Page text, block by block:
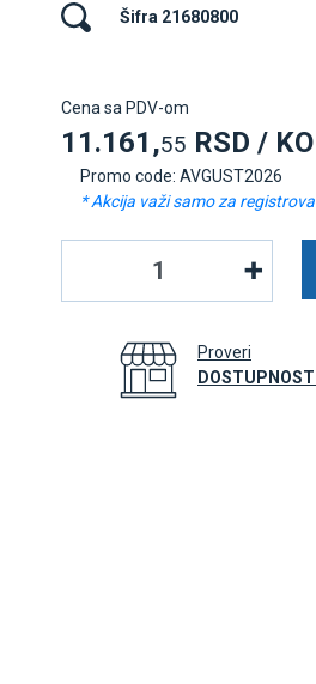
Šifra 21680800
Cena sa PDV-om
11.161,55 RSD /
Promo code: AVGUST2026
* Akcija važi samo za
Proveri